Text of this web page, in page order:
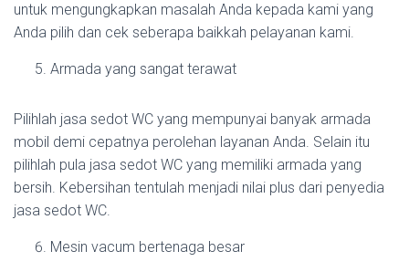
untuk mengungkapkan masalah Anda kepada kami yang
Anda pilih dan cek seberapa baikkah pelayanan kami.
Armada yang sangat terawat
Pilihlah jasa sedot WC yang mempunyai banyak armada
mobil demi cepatnya perolehan layanan Anda. Selain itu
pilihlah pula jasa sedot WC yang memiliki armada yang
bersih. Kebersihan tentulah menjadi nilai plus dari penyedia
jasa sedot WC.
Mesin vacum bertenaga besar